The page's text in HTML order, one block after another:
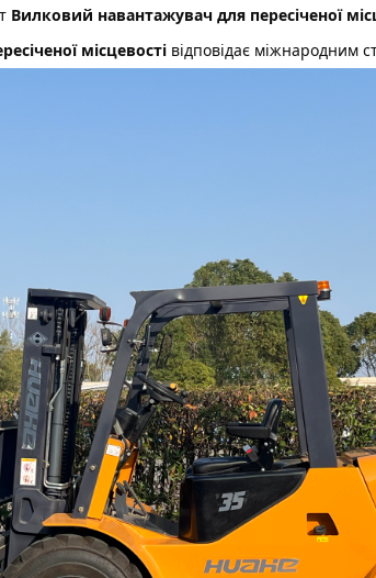
Вилковий навантажувач для пересіченої
місцевості відповідає міжнародним